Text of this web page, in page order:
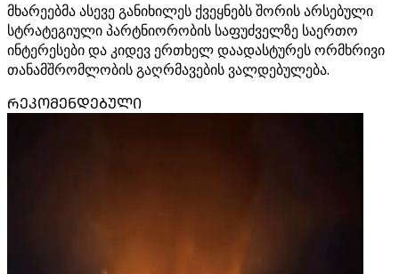
მხარეებმა ასევე განიხილეს ქვეყნებს შორის არსებული
სტრატეგიული პარტნიორობის საფუძველზე საერთო
ინტერესები და კიდევ ერთხელ დაადასტურეს ორმხრივი
თანამშრომლობის გაღრმავების ვალდებულება.
ᲠᲔᲙᲝᲛᲔᲜᲓᲔᲑᲣᲚᲘ